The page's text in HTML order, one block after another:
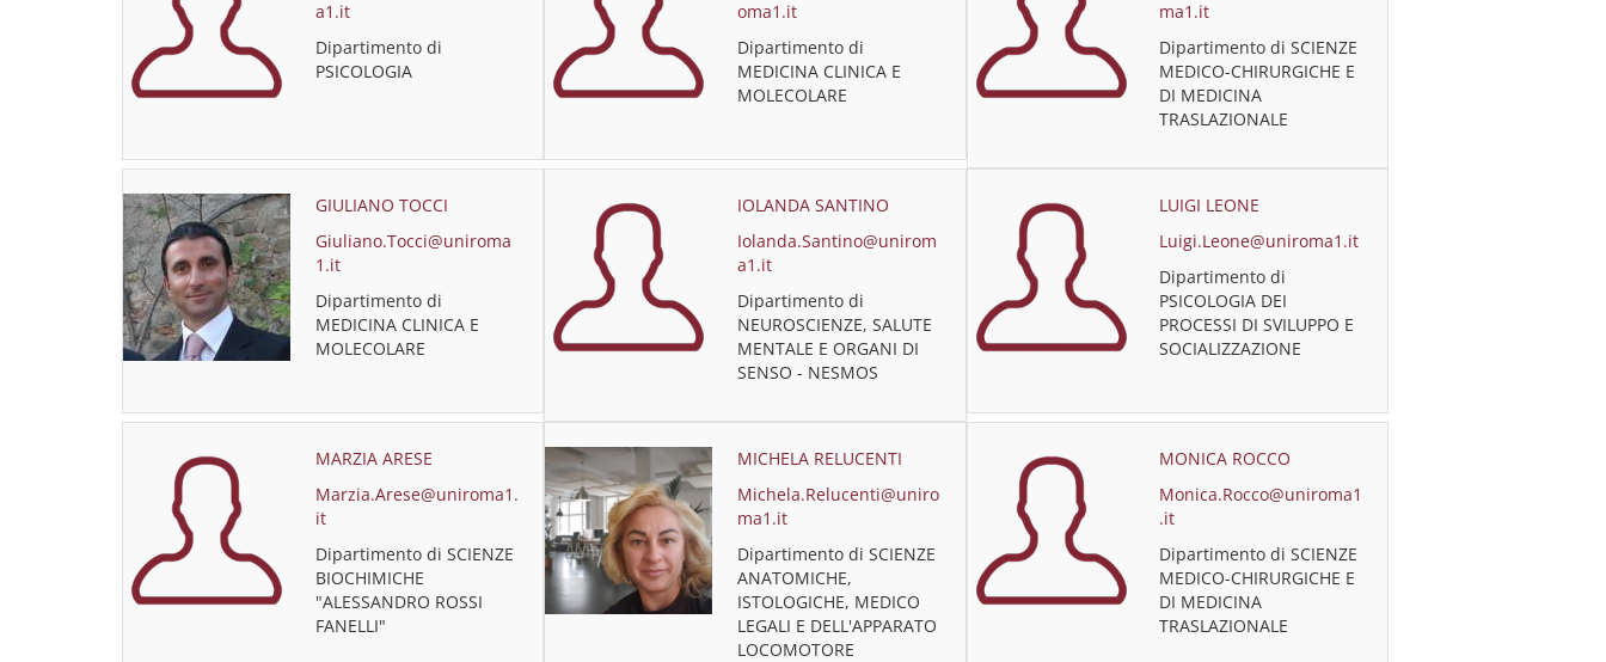
a1.it
Dipartimento di
PSICOLOGIA
oma1.it
Dipartimento di
MEDICINA CLINICA E
MOLECOLARE
ma1.it
Dipartimento di SCIENZE
MEDICO-CHIRURGICHE E
DI MEDICINA
TRASLAZIONALE
GIULIANO TOCCI
Giuliano.Tocci@uniroma
1.it
Dipartimento di
MEDICINA CLINICA E
MOLECOLARE
IOLANDA SANTINO
Iolanda.Santino@unirom
a1.it
Dipartimento di
NEUROSCIENZE, SALUTE
MENTALE E ORGANI DI
SENSO - NESMOS
LUIGI LEONE
Luigi.Leone@uniroma1.it
Dipartimento di
PSICOLOGIA DEI
PROCESSI DI SVILUPPO E
SOCIALIZZAZIONE
MARZIA ARESE
Marzia.Arese@uniroma1.
it
Dipartimento di SCIENZE
BIOCHIMICHE
"ALESSANDRO ROSSI
FANELLI"
MICHELA RELUCENTI
Michela.Relucenti@uniro
ma1.it
Dipartimento di SCIENZE
ANATOMICHE,
ISTOLOGICHE, MEDICO
LEGALI E DELL'APPARATO
LOCOMOTORE
MONICA ROCCO
Monica.Rocco@uniroma1
.it
Dipartimento di SCIENZE
MEDICO-CHIRURGICHE E
DI MEDICINA
TRASLAZIONALE